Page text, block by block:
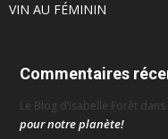
VIN AU FÉMININ
Commentaires
Le Blog d’Isabelle Forêt dans
pour notre planète!